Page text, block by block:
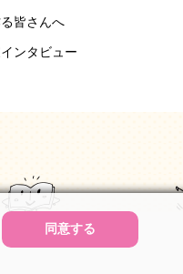
皆さんへ
ンタビュー
同意する